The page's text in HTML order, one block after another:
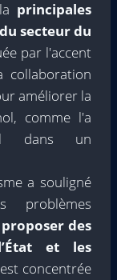
principales
secteur du
par l'accent
améliorer la
comme l'a
dans un
a souligné
problèmes
proposer des
et les
concentrée